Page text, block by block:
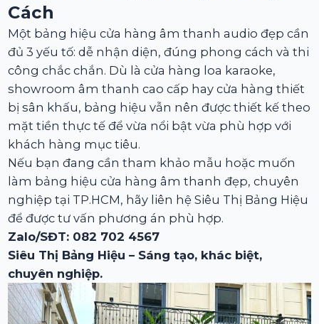
Cách
Một bảng hiệu cửa hàng âm thanh audio đẹp cần
đủ 3 yếu tố: dễ nhận diện, đúng phong cách và thi
công chắc chắn. Dù là cửa hàng loa karaoke,
showroom âm thanh cao cấp hay cửa hàng thiết
bị sân khấu, bảng hiệu vẫn nên được thiết kế theo
mặt tiền thực tế để vừa nổi bật vừa phù hợp với
khách hàng mục tiêu.
Nếu bạn đang cần tham khảo mẫu hoặc muốn
làm bảng hiệu cửa hàng âm thanh đẹp, chuyên
nghiệp tại TP.HCM, hãy liên hệ Siêu Thị Bảng Hiệu
để được tư vấn phương án phù hợp.
Zalo/SĐT: 082 702 4567
Siêu Thị Bảng Hiệu – Sáng tạo, khác biệt,
chuyên nghiệp.